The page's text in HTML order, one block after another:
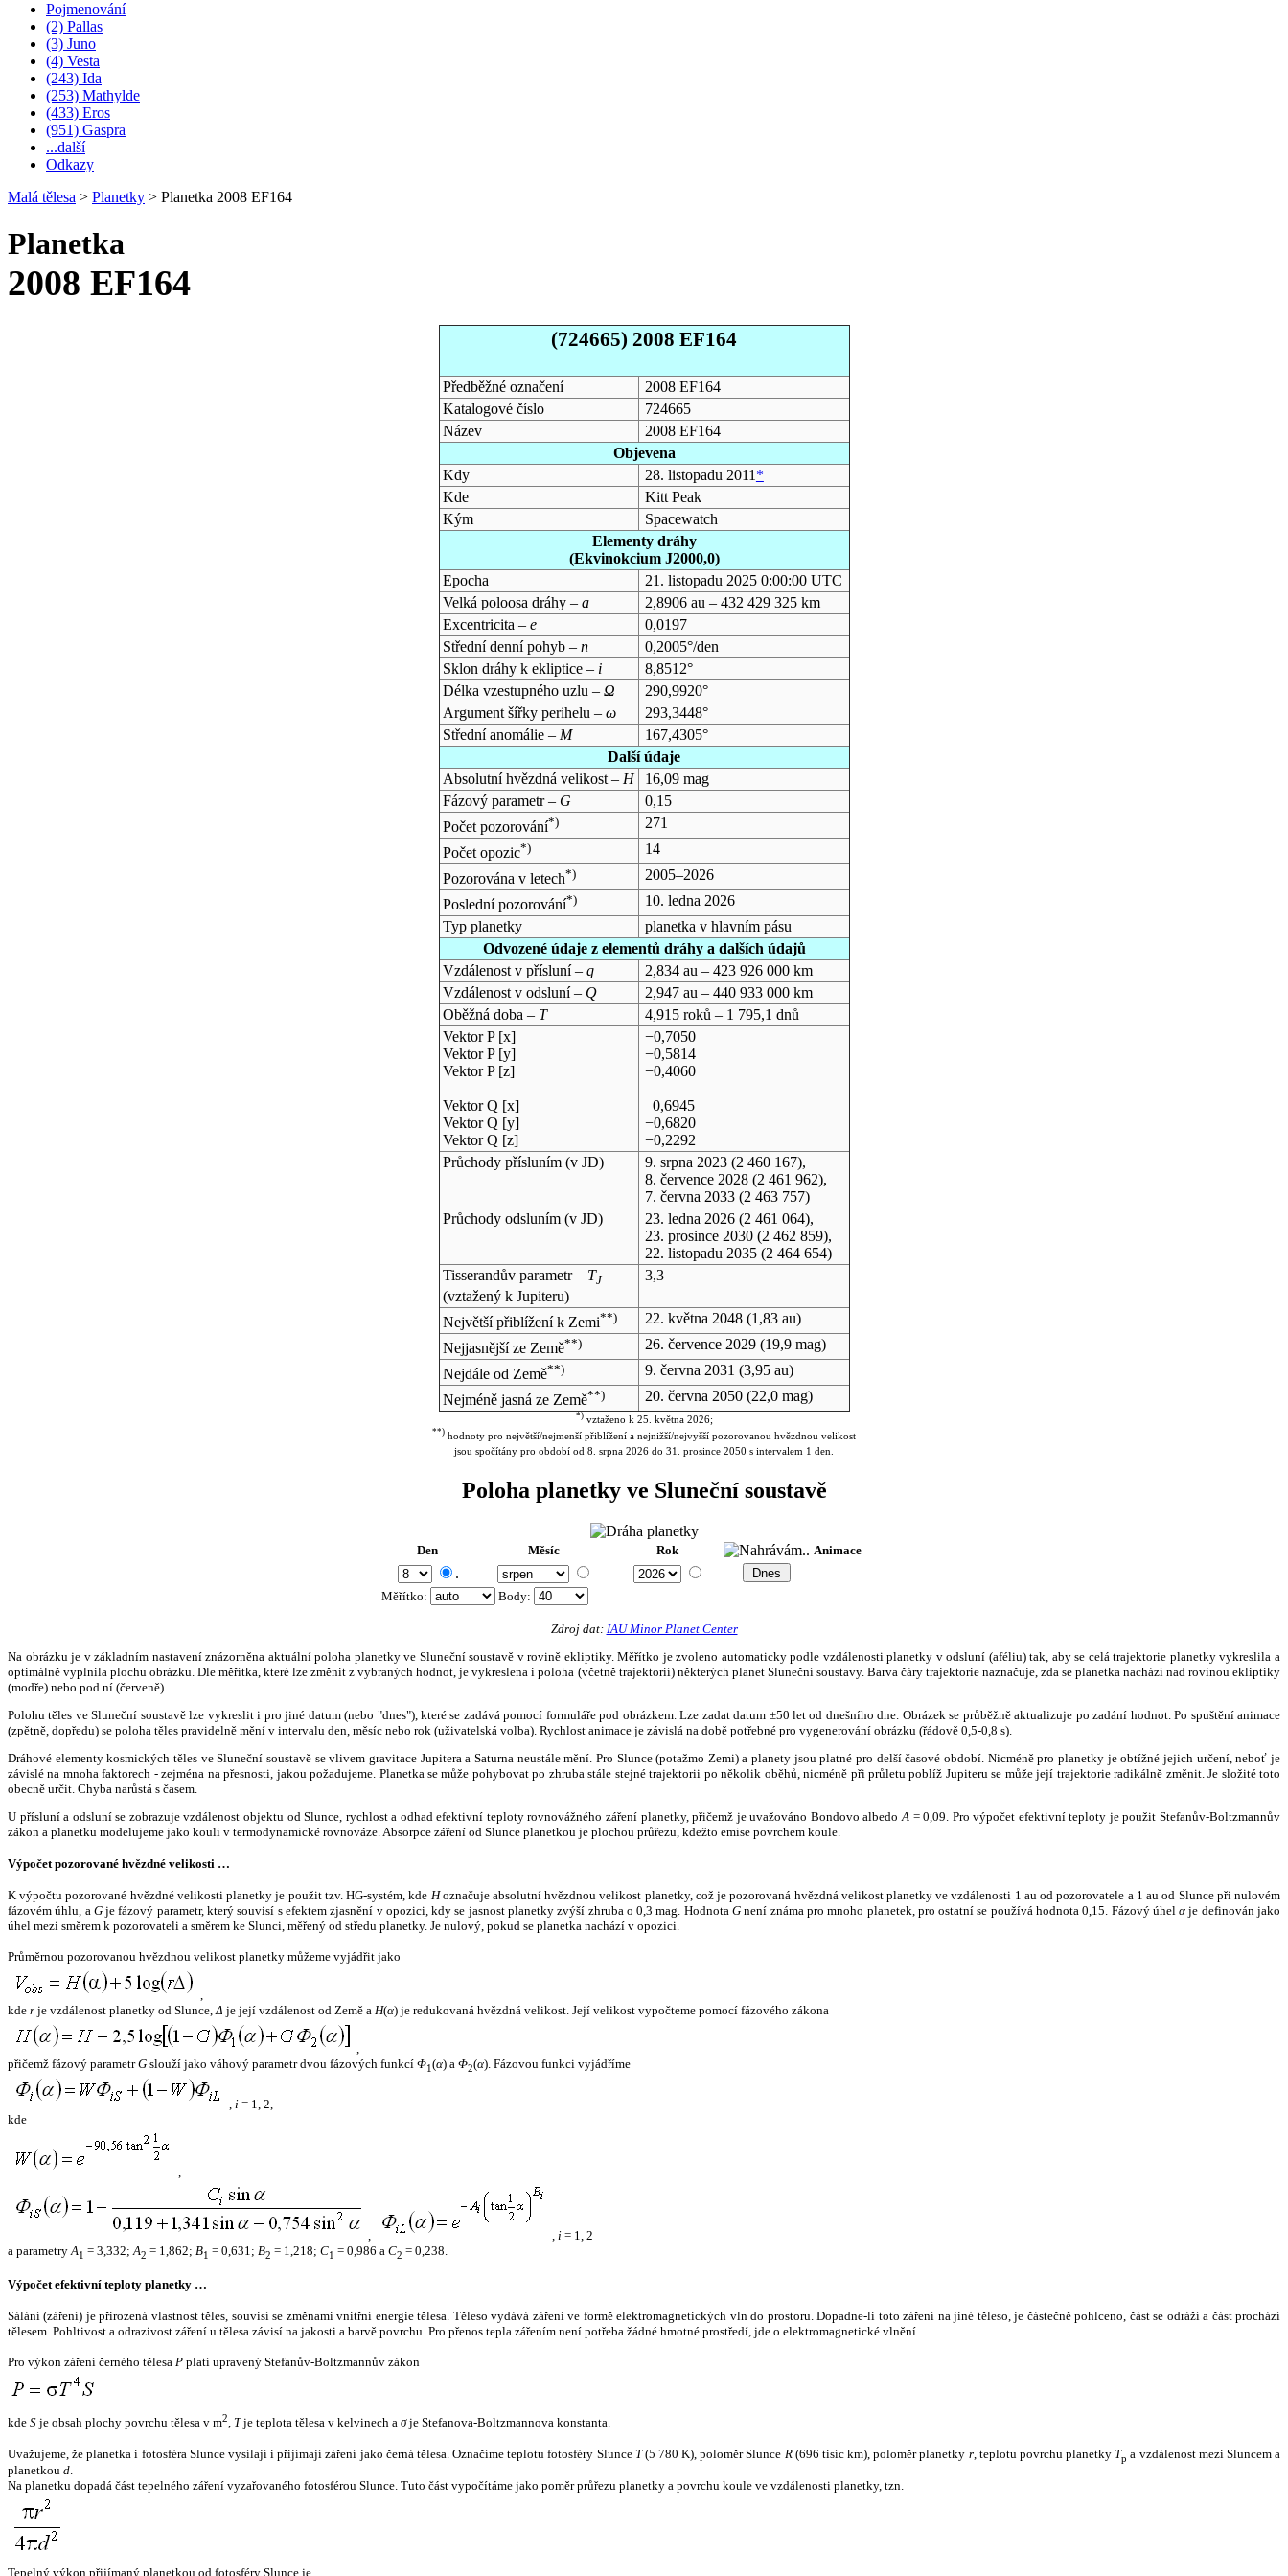
Pojmenování
(2) Pallas
(3) Juno
(4) Vesta
(243) Ida
(253) Mathylde
(433) Eros
(951) Gaspra
...další
Odkazy
Malá tělesa > Planetky > Planetka 2008 EF164
Planetka
2008 EF164
(724665) 2008 EF164
Předběžné označení
2008 EF164
Katalogové číslo
724665
Název
2008 EF164
Objevena
Kdy
28. listopadu 2011 *
Kde
Kitt Peak
Kým
Spacewatch
Elementy dráhy
(Ekvinokcium J2000,0)
Epocha
21. listopadu 2025 0:00:00 UTC
Velká poloosa dráhy – a
2,8906 au – 432 429 325 km
Excentricita – e
0,0197
Střední denní pohyb – n
0,2005°/den
Sklon dráhy k ekliptice – i
8,8512°
Délka vzestupného uzlu – Ω
290,9920°
Argument šířky perihelu – ω
293,3448°
Střední anomálie – M
167,4305°
Další údaje
Absolutní hvězdná velikost – H
16,09 mag
Fázový parametr – G
0,15
Počet pozorování*)
271
Počet opozic*)
14
Pozorována v letech*)
2005–2026
Poslední pozorování*)
10. ledna 2026
Typ planetky
planetka v hlavním pásu
Odvozené údaje z elementů dráhy a dalších údajů
Vzdálenost v přísluní – q
2,834 au – 423 926 000 km
Vzdálenost v odsluní – Q
2,947 au – 440 933 000 km
Oběžná doba – T
4,915 roků – 1 795,1 dnů
Vektor P [x]
Vektor P [y]
Vektor P [z]
Vektor Q [x]
Vektor Q [y]
Vektor Q [z]
−0,7050
−0,5814
−0,4060
0,6945
−0,6820
−0,2292
Průchody přísluním (v JD) 9. srpna 2023(2 460 167),
8. července 2028(2 461 962),
7. června 2033(2 463 757)
Průchody odsluním (v JD) 23. ledna 2026(2 461 064),
23. prosince 2030(2 462 859),
22. listopadu 2035(2 464 654)
Tisserandův parametr – TJ
(vztažený k Jupiteru)
3,3
Největší přiblížení k Zemi**) 22. května 2048(1,83 au)
Nejjasnější ze Země**) 26. července 2029(19,9 mag)
Nejdále od Země**) 9. června 2031 (3,95 au)
Nejméně jasná ze Země**) 20. června 2050(22,0 mag)
*)vztaženo k 25. května 2026;
**) hodnoty pro největší/nejmenší přiblížení a nejnižší/nejvyšší pozorovanou hvězdnou velikost
jsou spočítány pro období od 8. srpna 2026 do 31. prosince 2050 s intervalem 1 den.
Poloha planetky ve Sluneční soustavě
Den Měsíc Rok Animace
.
Měřítko: Body:
Zdroj dat: IAU Minor Planet Center
Na obrázku je v základním nastavení znázorněna aktuální poloha planetky ve Sluneční soustavě v rovině ekliptiky. Měřítko je zvoleno automaticky podle vzdálenosti planetky v odsluní (aféliu) tak, aby se celá trajektorie planetky vykreslila a
optimálně vyplnila plochu obrázku. Dle měřítka, které lze změnit z vybraných hodnot, je vykreslena i poloha (včetně trajektorií) některých planet Sluneční soustavy. Barva čáry trajektorie naznačuje, zda se planetka nachází nad rovinou ekliptiky
(modře) nebo pod ní (červeně).
Polohu těles ve Sluneční soustavě lze vykreslit i pro jiné datum (nebo "dnes"), které se zadává pomocí formuláře pod obrázkem. Lze zadat datum ±50 let od dnešního dne. Obrázek se průběžně aktualizuje po zadání hodnot. Po spuštění animace
(zpětně, dopředu) se poloha těles pravidelně mění v intervalu den, měsíc nebo rok (uživatelská volba). Rychlost animace je závislá na době potřebné pro vygenerování obrázku (řádově 0,5-0,8 s).
Dráhové elementy kosmických těles ve Sluneční soustavě se vlivem gravitace Jupitera a Saturna neustále mění. Pro Slunce (potažmo Zemi) a planety jsou platné pro delší časové období. Nicméně pro planetky je obtížné jejich určení, neboť je
závislé na mnoha faktorech - zejména na přesnosti, jakou požadujeme. Planetka se může pohybovat po zhruba stále stejné trajektorii po několik oběhů, nicméně při průletu poblíž Jupiteru se může její trajektorie radikálně změnit. Je složité toto
obecně určit. Chyba narůstá s časem.
U přísluní a odsluní se zobrazuje vzdálenost objektu od Slunce, rychlost a odhad efektivní teploty rovnovážného záření planetky, přičemž je uvažováno Bondovo albedo A = 0,09. Pro výpočet efektivní teploty je použit Stefanův-Boltzmannův
zákon a planetku modelujeme jako kouli v termodynamické rovnováze. Absorpce záření od Slunce planetkou je plochou průřezu, kdežto emise povrchem koule.
Výpočet pozorované hvězdné velikosti …
K výpočtu pozorované hvězdné velikosti planetky je použit tzv. HG-systém, kde Hoznačuje absolutní hvězdnou velikost planetky, což je pozorovaná hvězdná velikost planetky ve vzdálenosti 1 au od pozorovatele a 1 au od Slunce při nulovém
fázovém úhlu, a Gje fázový parametr, který souvisí s efektem zjasnění v opozici, kdy se jasnost planetky zvýší zhruba o 0,3 mag. HodnotaG není známa pro mnoho planetek, pro ostatní se používá hodnota 0,15. Fázový úhelα je definován jako
úhel mezi směrem k pozorovateli a směrem ke Slunci, měřený od středu planetky. Je nulový, pokud se planetka nachází v opozici.
Průměrnou pozorovanou hvězdnou velikost planetky můžeme vyjádřit jako
,
kde r je vzdálenost planetky od Slunce,Δ je její vzdálenost od Země a H(α) je redukovaná hvězdná velikost. Její velikost vypočteme pomocí fázového zákona
,
přičemž fázový parametrG slouží jako váhový parametr dvou fázových funkcí Φ1(α) a Φ2(α). Fázovou funkci vyjádříme
, i = 1, 2,
kde
,
, , i = 1, 2
a parametryA1 = 3,332;A2 = 1,862; B1 = 0,631; B2 = 1,218; C1 = 0,986 a C2 = 0,238.
Výpočet efektivní teploty planetky …
Sálání (záření) je přirozená vlastnost těles, souvisí se změnami vnitřní energie tělesa. Těleso vydává záření ve formě elektromagnetických vln do prostoru. Dopadne-li toto záření na jiné těleso, je částečně pohlceno, část se odráží a část prochází
tělesem. Pohltivost a odrazivost záření u tělesa závisí na jakosti a barvě povrchu. Pro přenos tepla zářením není potřeba žádné hmotné prostředí, jde o elektromagnetické vlnění.
Pro výkon záření černého tělesa P platí upravený Stefanův-Boltzmannův zákon
kde S je obsah plochy povrchu tělesa v m2, Tje teplota tělesa v kelvinech a σje Stefanova-Boltzmannova konstanta.
Uvažujeme, že planetka i fotosféra Slunce vysílají i přijímají záření jako černá tělesa. Označíme teplotu fotosféry Slunce T(5 780 K), poloměr Slunce R(696 tisíc km), poloměr planetky r, teplotu povrchu planetky Tp a vzdálenost mezi Sluncem a
planetkou d.
Na planetku dopadá část tepelného záření vyzařovaného fotosférou Slunce. Tuto část vypočítáme jako poměr průřezu planetky a povrchu koule ve vzdálenosti planetky, tzn.
Tepelný výkon přijímaný planetkou od fotosféry Slunce je